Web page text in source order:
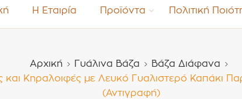
Η Εταιρία Προϊόντα Πολιτική
Αρχική Γυάλινα Βάζα
Βάζα Διάφανα
Κηραλοιφές με Λευκό Γυαλιστερό Καπάκι
(Αντιγραφή)